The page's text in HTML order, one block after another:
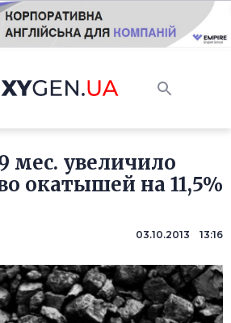
мес. увеличило
окатышей на 11,5%
03.10.2013 13:16